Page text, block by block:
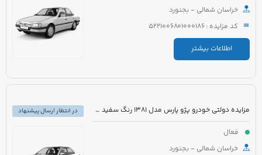
خراسان شمالی - بجنورد
کد مزایده : 5221006801000186
اطلاعات بیشتر
مزایده دولتی خودرو پژو پارس مدل 1381 رنگ سفید متالیک
فعال
خراسان شمالی - بجنورد
در انتظار ارسال پیشنهاد